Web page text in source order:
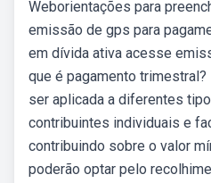
Weborientações para
emissão de gps para
em dívida ativa acesse
que é pagamento
ser aplicada a diferentes
contribuintes individuais e
contribuindo sobre o valor
poderão optar pelo